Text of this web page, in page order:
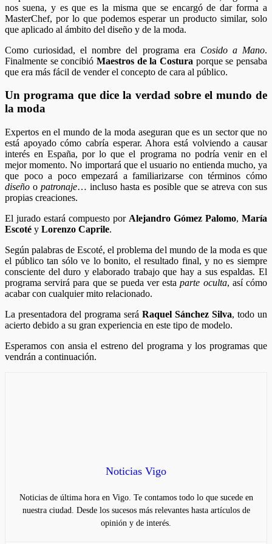
nos suena, y es que es la misma que se encargó de dar forma a
MasterChef, por lo que podemos esperar un producto similar, solo
que aplicado al ámbito del diseño y de la moda.
Como curiosidad, el nombre del programa era Cosido a Mano.
Finalmente se concibió Maestros de la Costura porque se pensaba
que era más fácil de vender el concepto de cara al público.
Un programa que dice la verdad sobre el mundo de
la moda
Expertos en el mundo de la moda aseguran que es un sector que no
está apoyado cómo cabría esperar. Ahora está volviendo a causar
interés en España, por lo que el programa no podría venir en el
mejor momento. No importará que el usuario no entienda mucho, ya
que poco a poco empezará a familiarizarse con términos cómo
diseño o patronaje… incluso hasta es posible que se atreva con sus
propias creaciones.
El jurado estará compuesto por Alejandro Gómez Palomo, María
Escoté y Lorenzo Caprile.
Según palabras de Escoté, el problema del mundo de la moda es que
el público tan sólo ve lo bonito, el resultado final, y no es siempre
consciente del duro y elaborado trabajo que hay a sus espaldas. El
programa servirá para que se pueda ver estaparte oculta, así cómo
acabar con cualquier mito relacionado.
La presentadora del programa será Raquel Sánchez Silva, todo un
acierto debido a su gran experiencia en este tipo de modelo.
Esperamos con ansia el estreno del programa y los programas que
vendrán a continuación.
Noticias Vigo
Noticias de última hora en Vigo. Te contamos todo lo que sucede en
nuestra ciudad. Desde los sucesos más relevantes hasta artículos de
opinión y de interés.